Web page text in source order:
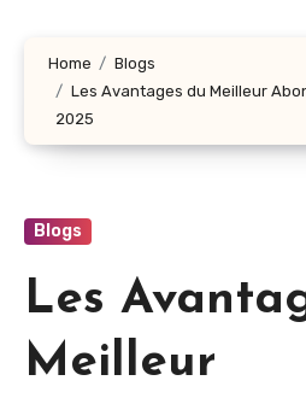
Home
Blogs
Les Avantages du Meilleur
2025
Blogs
Les
Meilleur